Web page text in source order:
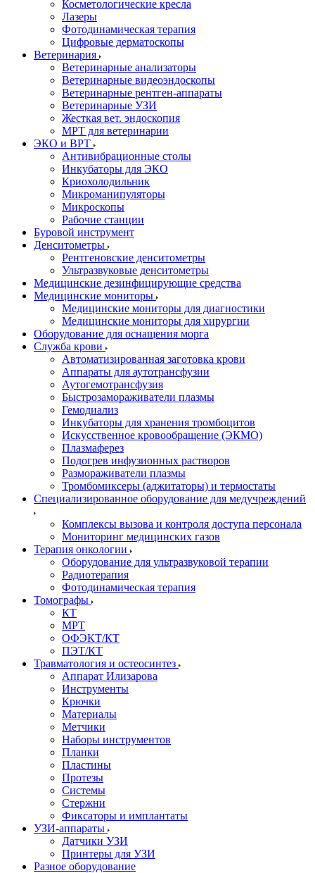
Косметологические кресла
Лазеры
Фотодинамическая терапия
Цифровые дерматоскопы
Ветеринария
Ветеринарные анализаторы
Ветеринарные видеоэндоскопы
Ветеринарные рентген-аппараты
Ветеринарные УЗИ
Жесткая вет. эндоскопия
МРТ для ветеринарии
ЭКО и ВРТ
Антивибрационные столы
Инкубаторы для ЭКО
Криохолодильник
Микроманипуляторы
Микроскопы
Рабочие станции
Буровой инструмент
Денситометры
Рентгеновские денситометры
Ультразвуковые денситометры
Медицинские дезинфицирующие средства
Медицинские мониторы
Медицинские мониторы для диагностики
Медицинские мониторы для хирургии
Оборудование для оснащения морга
Служба крови
Автоматизированная заготовка крови
Аппараты для аутотрансфузии
Аутогемотрансфузия
Быстрозамораживатели плазмы
Гемодиализ
Инкубаторы для хранения тромбоцитов
Искусственное кровообращение (ЭКМО)
Плазмаферез
Подогрев инфузионных растворов
Размораживатели плазмы
Тромбомиксеры (аджитаторы) и термостаты
Специализированное оборудование для медучреждений
Комплексы вызова и контроля доступа персонала
Мониторинг медицинских газов
Терапия онкологии
Оборудование для ультразвуковой терапии
Радиотерапия
Фотодинамическая терапия
Томографы
КТ
МРТ
ОФЭКТ/КТ
ПЭТ/КТ
Травматология и остеосинтез
Аппарат Илизарова
Инструменты
Крючки
Материалы
Метчики
Наборы инструментов
Планки
Пластины
Протезы
Системы
Стержни
Фиксаторы и имплантаты
УЗИ-аппараты
Датчики УЗИ
Принтеры для УЗИ
Разное оборудование